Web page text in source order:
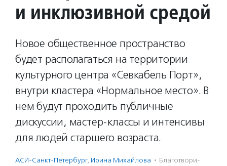
и инклюзивной средой
Новое общественное пространство
будет располагаться на территории
культурного центра «Севкабель Порт»,
внутри кластера «Нормальное место». В
нем будут проходить публичные
дискуссии, мастер-классы и интенсивы
для людей старшего возраста.
АСИ-Санкт-Петербург, Ирина Михайлова · Благотвори­